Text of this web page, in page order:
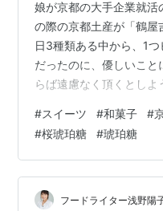
娘が京都の大手企業就
の際の京都土産が「鶴
日3種類ある中から、1
だったのに、優しいこ
らば遠慮なく頂くとしよ
けで桃風味は正直全然感
リーは問答無用にさくら
と酸味のバランスが素
つ目の”さくら”だ！う〜
食感こそが琥珀糖の魅力
#スイーツ #和菓子 #
#桜琥珀糖 #琥珀糖
フードライター浅野陽